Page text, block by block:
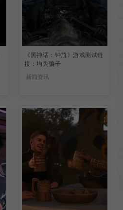
《黑神话：钟馗》游戏测试链
接：均为骗子
新闻资讯